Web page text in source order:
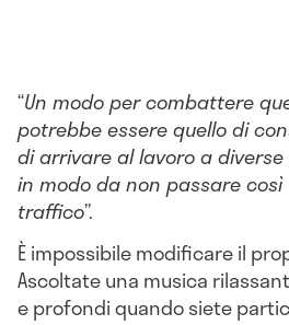
“Un modo per combattere
potrebbe essere quello di
di arrivare al lavoro a
in modo da non passare
traffico”.
È impossibile modificare il
Ascoltate una musica
e profondi quando siete